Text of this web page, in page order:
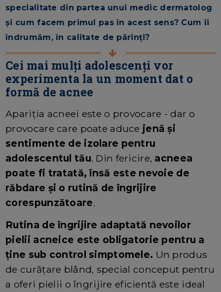
specialitate din partea unui medic dermatolog
și cum facem primul pas în acest sens? Cum îi
îndrumăm, în calitate de părinți?
Cei mai mulți adolescenți vor
experimenta la un moment dat o
formă de acnee
Apariția acneei este o provocare - dar o
provocare care poate aduce jenă și
sentimente de izolare pentru
adolescentul tău. Din fericire, acneea
poate fi tratată, însă este nevoie de
răbdare și o rutină de îngrijire
corespunzătoare.
Rutina de îngrijire adaptată nevoilor
pielii acneice este obligatorie pentru a
ține sub control simptomele. Un produs
de curățare blând, special conceput pentru
a oferi pielii o îngrijire eficientă este ideal